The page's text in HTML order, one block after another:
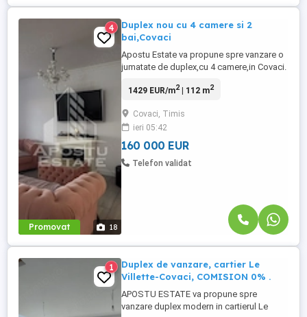
Promovat 18
4
Duplex nou cu 4 camere si 2
bai,Covaci
Apostu Estate va propune spre vanzare o
jumatate de duplex,cu 4 camere,in Covaci.
suprafata utila de 112mp + 2 terase si un
urmatoarea compartimentare: Parter: -
curte pavata cu acces auto interior. -terasa
acoperita. -hol acces. -living ...
1429 EUR/m2| 112 m2
Covaci, Timis
ieri 05:42
160 000 EUR
Telefon validat
1
Duplex de vanzare, cartier Le
Villette-Covaci, COMISION 0% .
APOSTU ESTATE va propune spre
vanzare duplex modern in cartierul Le